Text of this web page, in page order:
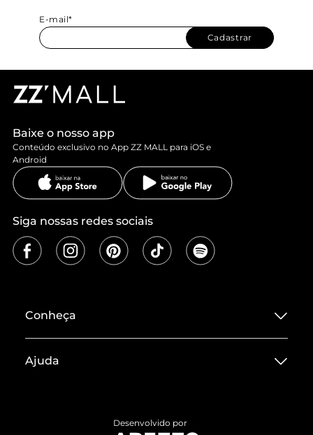
E-mail*
Cadastrar
Baixe o nosso app
Conteúdo exclusivo no App ZZ MALL para iOS e
Android
Siga nossas redes sociais
Conheça
Termos de Uso
Ajuda
Desenvolvido por